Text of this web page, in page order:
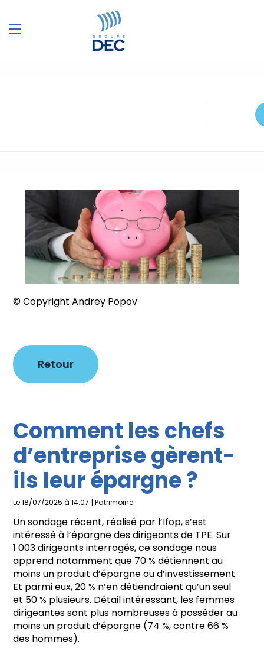
© Copyright Andrey Popov
Retour
Comment les chefs
d’entreprise gèrent-
ils leur épargne ?
Le 18/07/2025 à 14:07 | Patrimoine
Un sondage récent, réalisé par l’Ifop, s’est
intéressé à l’épargne des dirigeants de TPE. Sur
1 003 dirigeants interrogés, ce sondage nous
apprend notamment que 70 % détiennent au
moins un produit d’épargne ou d’investissement.
Et parmi eux, 20 % n’en détiendraient qu’un seul
et 50 % plusieurs. Détail intéressant, les femmes
dirigeantes sont plus nombreuses à posséder au
moins un produit d’épargne (74 %, contre 66 %
des hommes).